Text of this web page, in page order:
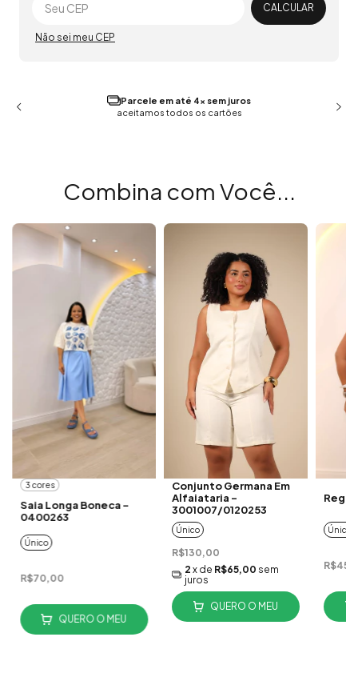
CALCULAR
Não sei meu CEP
Parcele em até 4x sem juros
aceitamos todos os cartões
Combina com Você...
3 cores
Saia Longa Boneca -
0400263
Único
R$70,00
QUERO O MEU
Conjunto Germana Em
Alfaiataria -
3001007/0120253
Único
R$130,00
2 x de R$65,00 sem
juros
QUERO O MEU
Único